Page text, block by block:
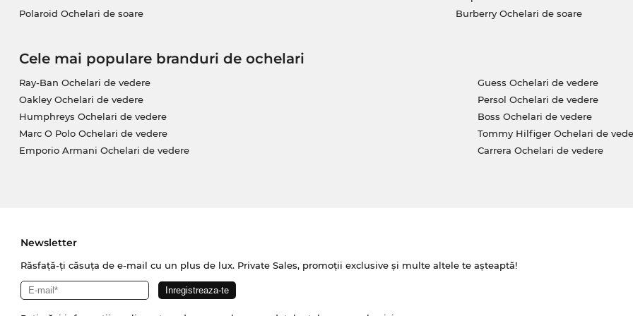
Polaroid Ochelari de soare
Burberry Ochelari de soare
Cele mai populare branduri de ochelari
Ray-Ban Ochelari de vedere
Oakley Ochelari de vedere
Humphreys Ochelari de vedere
Marc O Polo Ochelari de vedere
Emporio Armani Ochelari de vedere
Guess Ochelari de vedere
Persol Ochelari de vedere
Boss Ochelari de vedere
Tommy Hilfiger Ochelari de
Carrera Ochelari de vedere
Newsletter
Răsfață-ți căsuța de e-mail cu un plus de lux. Private Sales, promoții exclusive și multe altele te așteaptă!